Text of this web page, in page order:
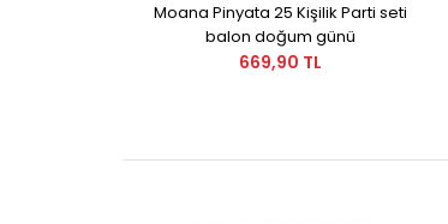
Moana Pinyata 25 Kişilik Parti seti
balon doğum günü
669,90 TL